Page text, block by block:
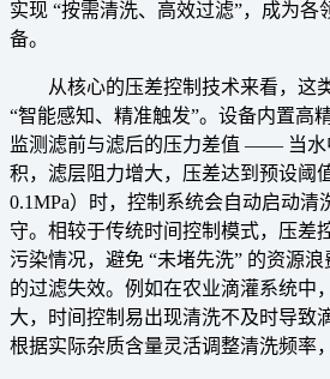
实现 “按需清洗、高效过滤”，成为各
备。
从核心的压差控制技术来看，这
“智能感知、精准触发”。设备内置高
监测滤前与滤后的压力差值 —— 当水
积，滤层阻力增大，压差达到预设阈
0.1MPa）时，控制系统会自动启动清
守。相较于传统时间控制模式，压差
污染情况，避免 “未堵先洗” 的资源
的过滤失效。例如在农业滴灌系统中
大，时间控制易出现清洗不及时导致
根据实际杂质含量灵活调整清洗频率